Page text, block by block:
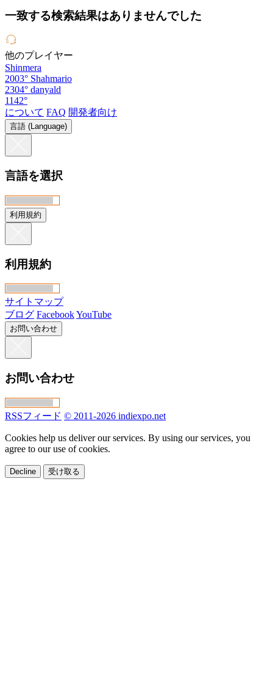
一致する検索結果はありませんでした
他のプレイヤー
Shinmera
2003° Shahmario
2304° danyald
1142°
について FAQ 開発者向け
言語 (Language)
言語を選択
利用規約
利用規約
サイトマップ
ブログ FacebookYouTube
お問い合わせ
お問い合わせ
RSSフィード © 2011-2026 indiexpo.net
Cookies help us deliver our services. By using our services, you
agree to our use of cookies.
Decline 受け取る